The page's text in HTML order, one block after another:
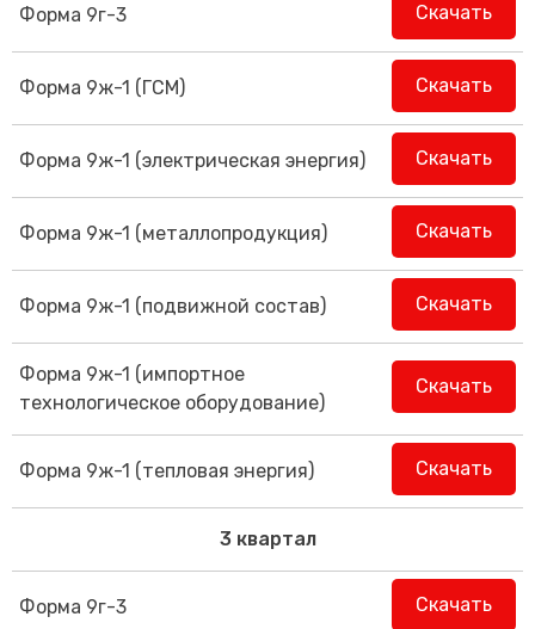
Форма 9г-3 Скачать
Форма 9ж-1 (ГСМ) Скачать
Форма 9ж-1 (электрическая энергия) Скачать
Форма 9ж-1 (металлопродукция) Скачать
Форма 9ж-1 (подвижной состав) Скачать
Форма 9ж-1 (импортное
технологическое оборудование)
Скачать
Форма 9ж-1 (тепловая энергия) Скачать
3 квартал
Форма 9г-3 Скачать